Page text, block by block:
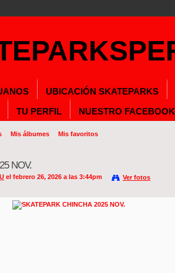
UBICACIÓN SKATEPARKS
TU PERFIL NUESTRO FACEBOOK
Mis álbumes Mis favoritos
NOV.
el febrero 26, 2026 a las 3:44pm Ver fotos